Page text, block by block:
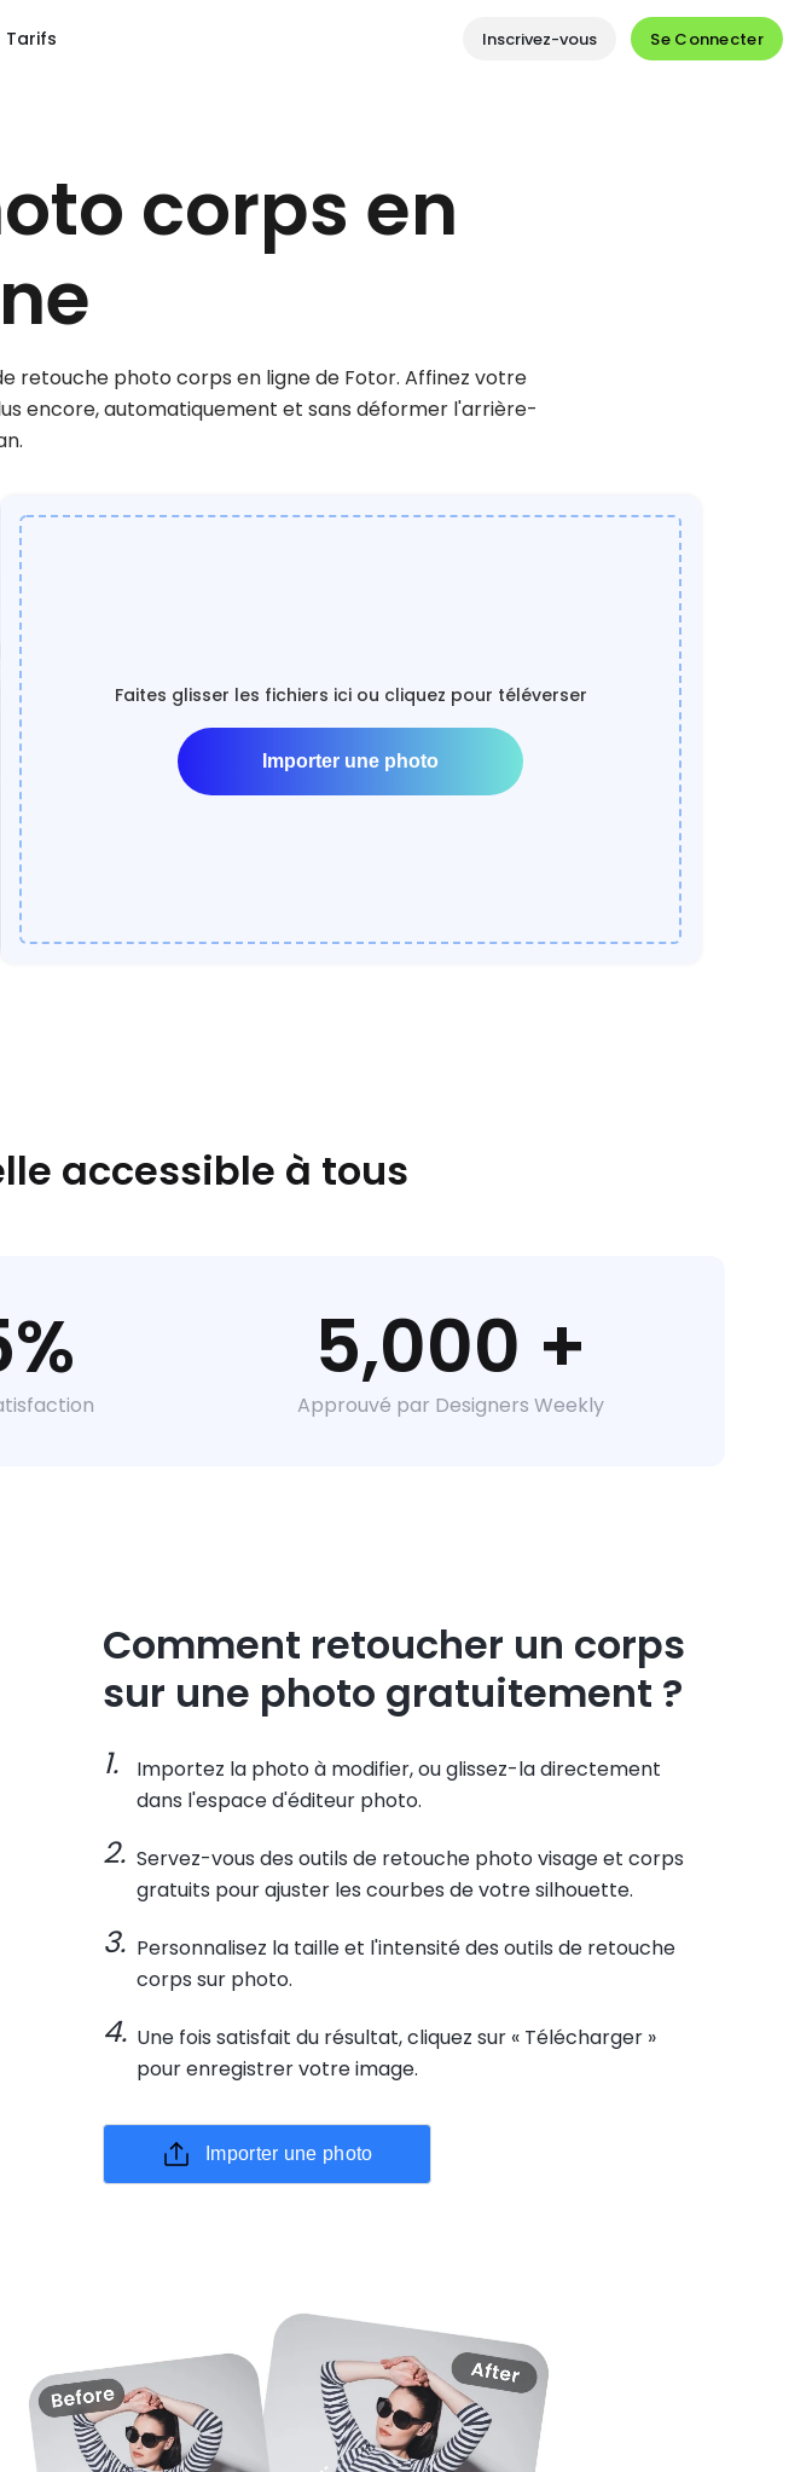
Tarifs Inscrivez-vous Se Connecter
corps en
retouche photo corps en ligne de Fotor. Affinez votre
encore, automatiquement et sans déformer l'arrière-
Faites glisser les fichiers ici ou cliquez pour téléverser
Importer une photo
accessible à tous
5,000 +
Approuvé par Designers Weekly
Comment retoucher un corps
sur une photo gratuitement ?
Importez la photo à modifier, ou glissez-la directement
dans l'espace d'éditeur photo.
Servez-vous des outils de retouche photo visage et corps
gratuits pour ajuster les courbes de votre silhouette.
Personnalisez la taille et l'intensité des outils de retouche
corps sur photo.
Une fois satisfait du résultat, cliquez sur « Télécharger »
pour enregistrer votre image.
Importer une photo